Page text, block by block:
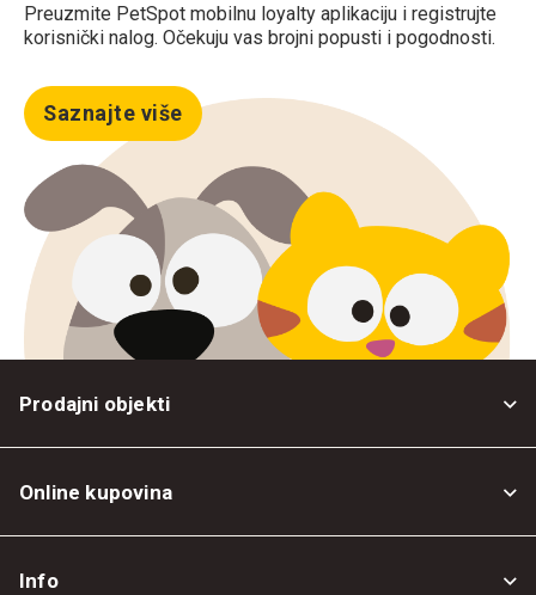
Preuzmite PetSpot mobilnu loyalty aplikaciju i registrujte
korisnički nalog. Očekuju vas brojni popusti i pogodnosti.
Saznajte više
Prodajni objekti
Online kupovina
Info